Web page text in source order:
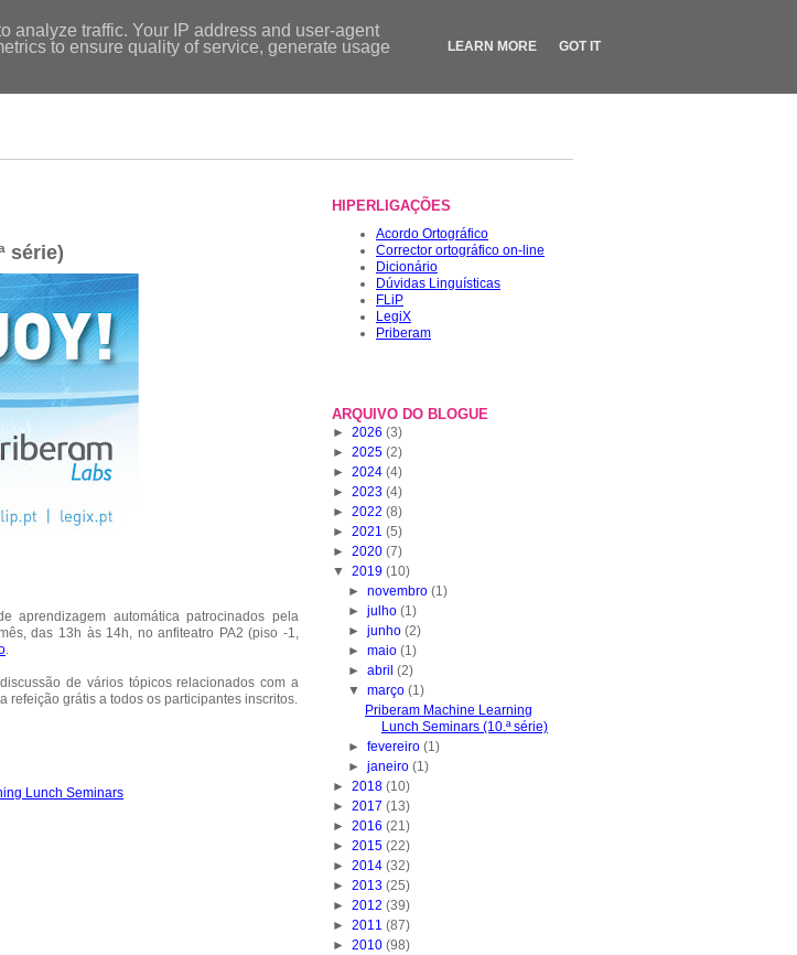
série)
aprendizagem automática patrocinados pela
das 13h às 14h, no anfiteatro PA2 (piso -1,
.
de vários tópicos relacionados com a
refeição grátis a todos os participantes inscritos.
Lunch Seminars
HIPERLIGAÇÕES
Acordo Ortográfico
Corrector ortográfico on-line
Dicionário
Dúvidas Linguísticas
FLiP
LegiX
Priberam
ARQUIVO DO BLOGUE
► 2026 (3)
► 2025 (2)
► 2024 (4)
► 2023 (4)
► 2022 (8)
► 2021 (5)
► 2020 (7)
▼ 2019 (10)
►novembro(1)
►julho(1)
►junho(2)
►maio(1)
►abril(2)
▼março(1)
Priberam Machine Learning
Lunch Seminars (10.ª série)
►fevereiro(1)
►janeiro(1)
► 2018 (10)
► 2017 (13)
► 2016 (21)
► 2015 (22)
► 2014 (32)
► 2013 (25)
► 2012 (39)
► 2011 (87)
► 2010 (98)
analyze traffic. Your IP address and user-agent
to ensure quality of service, generate usage
LEARN MORE GOT IT